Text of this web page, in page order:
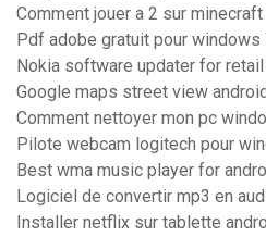
Comment jouer a 2 sur
Pdf adobe gratuit pour windows
Nokia software updater for
Google maps street view
Comment nettoyer mon pc
Pilote webcam logitech pour
Best wma music player for
Logiciel de convertir mp3 en
Installer netflix sur tablette